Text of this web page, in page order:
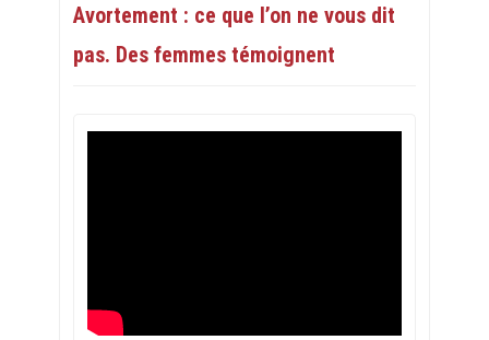
Avortement : ce que l’on ne vous dit
pas. Des femmes témoignent